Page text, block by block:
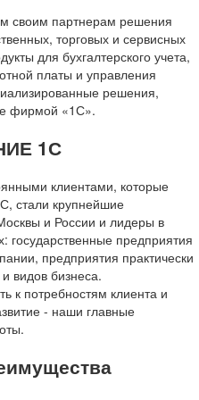
своим партнерам решения
торговых и сервисных
для бухгалтерского учета,
платы и управления
решения,
фирмой «1С».
1С
клиентами, которые
стали крупнейшие
и России и лидеры в
государственные предприятия
предприятия практически
видов бизнеса.
к потребностям клиента и
- наши главные